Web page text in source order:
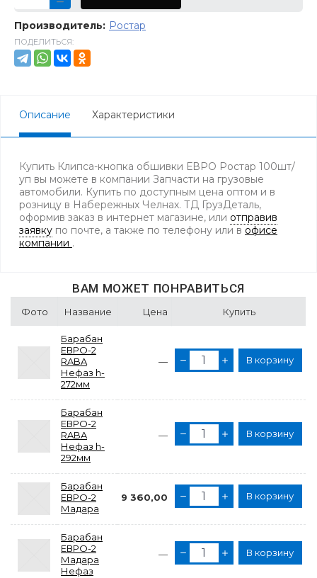
Производитель: Ростар
ПОДЕЛИТЬСЯ:
Описание Характеристики
Купить Клипса-кнопка обшивки ЕВРО Ростар 100шт/
уп вы можете в компании Запчасти на грузовые
автомобили. Купить по доступным цена оптом и в
розницу в Набережных Челнах. ТД ГрузДеталь,
оформив заказ в интернет магазине, или отправив
заявку по почте, а также по телефону или в офисе
компании .
ВАМ МОЖЕТ ПОНРАВИТЬСЯ
Фото Название Цена Купить
Барабан
ЕВРО-2
RABA
Нефаз h-
272мм
— В корзину
Барабан
ЕВРО-2
RABA
Нефаз h-
292мм
— В корзину
Барабан
ЕВРО-2
Мадара
9 360,00 В корзину
Барабан
ЕВРО-2
Мадара
Нефаз
— В корзину